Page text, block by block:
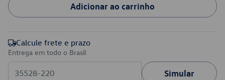
Adicionar ao carrinho
Calcule frete e prazo
Entrega em todo o Brasil
Simular